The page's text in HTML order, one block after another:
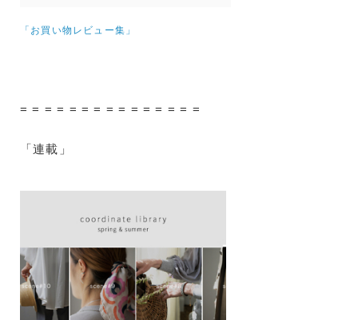
「お買い物レビュー集」
= = = = = = = = = = = = = = =
「連載」